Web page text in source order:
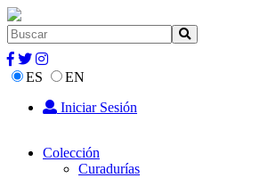
ES
EN
Iniciar Sesión
Colección
Curadurías